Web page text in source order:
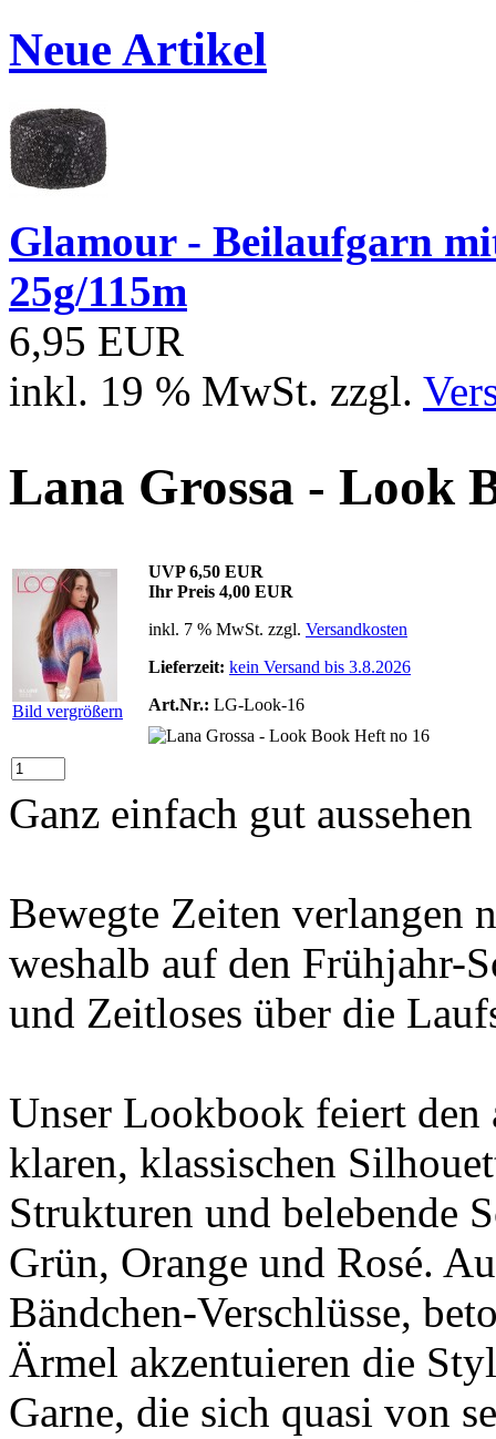
Neue Artikel
Glamour - Beilaufgarn
25g/115m
6,95 EUR
inkl. 19 % MwSt. zzgl.
Lana Grossa - Look
Bild vergrößern
UVP 6,50 EUR
Ihr Preis 4,00 EUR
inkl. 7 % MwSt. zzgl. Versandkosten
Lieferzeit: kein Versand bis 3.8.2026
Art.Nr.: LG-Look-16
Ganz einfach gut aussehen
Bewegte Zeiten verlangen
weshalb auf den Frühjahr-
und Zeitloses über die
Unser Lookbook feiert
klaren, klassischen
Strukturen und belebende
Grün, Orange und Rosé.
Bändchen-Verschlüsse,
Ärmel akzentuieren die
Garne, die sich quasi von